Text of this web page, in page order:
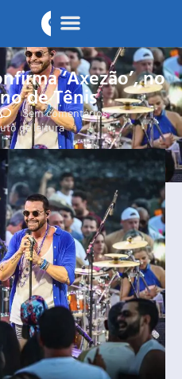
‘Axezão’, no
de Tênis
Sem comentários
de leitura